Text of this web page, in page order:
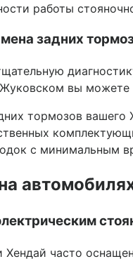
работы
задних
вы можете
тормозов вашего
с минимальным
часто